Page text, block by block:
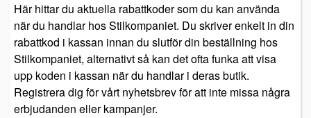
Här hittar du aktuella rabattkoder som du kan använda
när du handlar hos Stilkompaniet. Du skriver enkelt in din
rabattkod i kassan innan du slutför din beställning hos
Stilkompaniet, alternativt så kan det ofta funka att visa
upp koden i kassan när du handlar i deras butik.
Registrera dig för vårt nyhetsbrev för att inte missa några
erbjudanden eller kampanjer.